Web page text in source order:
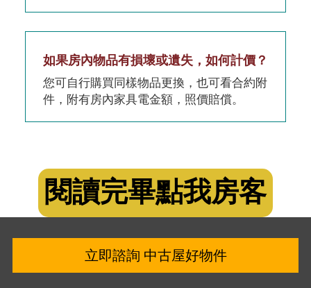
如果房內物品有損壞或遺失，如何計價？
您可自行購買同樣物品更換，也可看合約附
件，附有房內家具電金額，照價賠償。
閱讀完畢點我房客
登入
立即諮詢 中古屋好物件